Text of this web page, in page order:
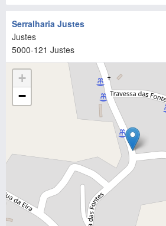
Serralharia Justes
Justes
5000-121 Justes
+
−